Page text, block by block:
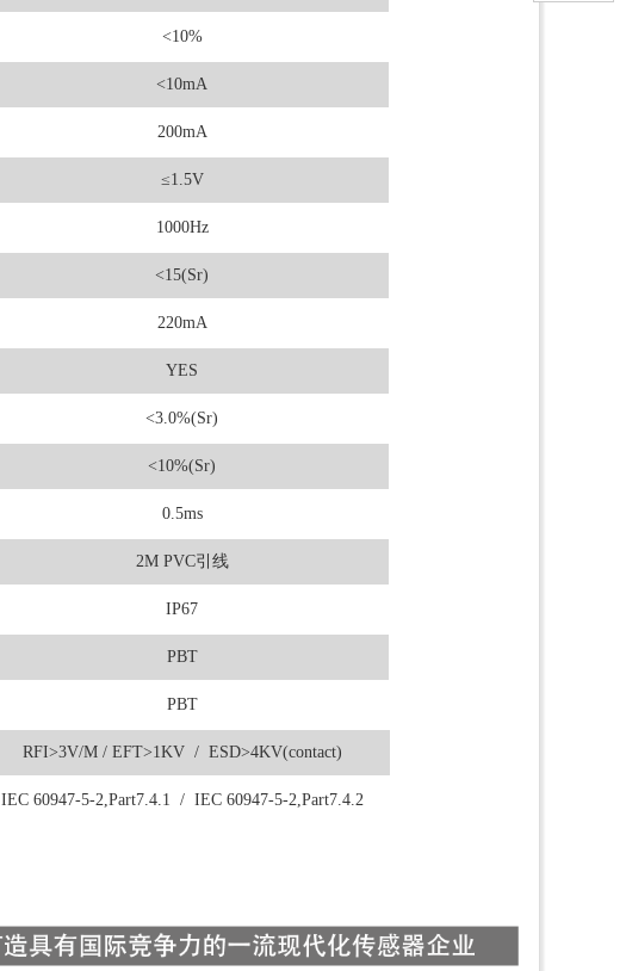
<10%
<10mA
200mA
≤1.5V
1000Hz
<15(Sr)
220mA
YES
<3.0%(Sr)
<10%(Sr)
0.5ms
2M PVC引线
IP67
PBT
PBT
RFI>3V/M / EFT>1KV / ESD>4KV(contact)
IEC 60947-5-2,Part7.4.1 / IEC 60947-5-2,Part7.4.2